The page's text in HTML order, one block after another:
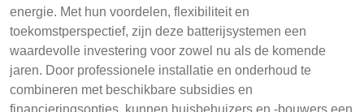
energie. Met hun voordelen, flexibiliteit en
toekomstperspectief, zijn deze batterijsystemen een
waardevolle investering voor zowel nu als de komende
jaren. Door professionele installatie en onderhoud te
combineren met beschikbare subsidies en
financieringsopties, kunnen huisbehuizers en -bouwers een